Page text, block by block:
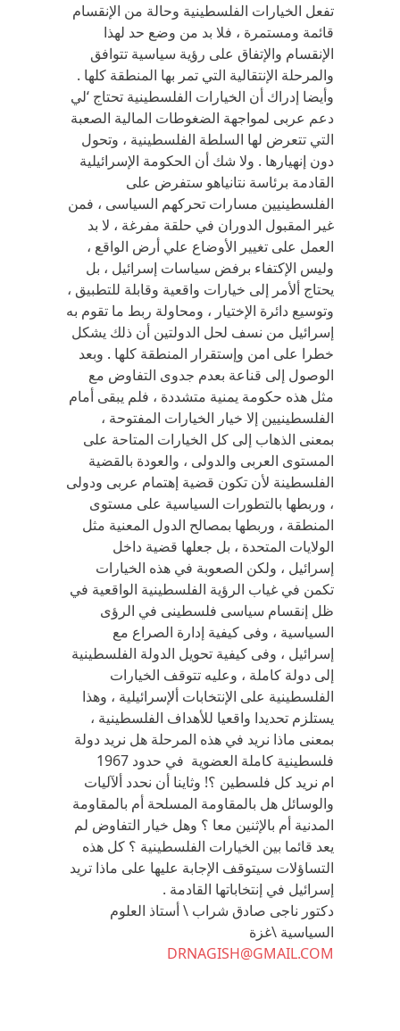
تفعل الخيارات الفلسطينية وحالة من الإنقسام
قائمة ومستمرة ، فلا بد من وضع حد لهذا
الإنقسام والإتفاق على رؤية سياسية تتوافق
والمرحلة الإنتقالية التي تمر بها المنطقة كلها .
وأيضا إدراك أن الخيارات الفلسطينية تحتاج ‘لي
دعم عربى لمواجهة الضغوطات المالية الصعبة
التي تتعرض لها السلطة الفلسطينية ، وتحول
دون إنهيارها . ولا شك أن الحكومة الإسرائيلية
القادمة برئاسة نتانياهو ستفرض على
الفلسطينيين مسارات تحركهم السياسى ، فمن
غير المقبول الدوران في حلقة مفرغة ، لا بد
العمل على تغيير الأوضاع علي أرض الواقع ،
وليس الإكتفاء برفض سياسات إسرائيل ، بل
يحتاج ألأمر إلى خيارات واقعية وقابلة للتطبيق ،
وتوسيع دائرة الإختيار ، ومحاولة ربط ما تقوم به
إسرائيل من نسف لحل الدولتين أن ذلك يشكل
خطرا على امن وإستقرار المنطقة كلها . وبعد
الوصول إلى قناعة بعدم جدوى التفاوض مع
مثل هذه حكومة يمنية متشددة ، فلم يبقى أمام
الفلسطينيين إلا خيار الخيارات المفتوحة ،
بمعنى الذهاب إلى كل الخيارات المتاحة على
المستوى العربى والدولى ، والعودة بالقضية
الفلسطينة لأن تكون قضية إهتمام عربى ودولى
، وربطها بالتطورات السياسية على مستوى
المنطقة ، وربطها بمصالح الدول المعنية مثل
الولايات المتحدة ، بل جعلها قضية داخل
إسرائيل ، ولكن الصعوبة في هذه الخيارات
تكمن في غياب الرؤية الفلسطينية الواقعية في
ظل إنقسام سياسى فلسطينى في الرؤى
السياسية ، وفى كيفية إدارة الصراع مع
إسرائيل ، وفى كيفية تحويل الدولة الفلسطينية
إلى دولة كاملة ، وعليه تتوقف الخيارات
الفلسطينية على الإنتخابات ألإسرائيلية ، وهذا
يستلزم تحديدا واقعيا للأهداف الفلسطينية ،
بمعنى ماذا نريد في هذه المرحلة هل نريد دولة
فلسطينية كاملة العضوية في حدود 1967
ام نريد كل فلسطين ؟! وثاينا أن نحدد ألآليات
والوسائل هل بالمقاومة المسلحة أم بالمقاومة
المدنية أم بالإثنين معا ؟ وهل خيار التفاوض لم
يعد قائما بين الخيارات الفلسطينية ؟ كل هذه
التساؤلات سيتوقف الإجابة عليها على ماذا تريد
إسرائيل في إنتخاباتها القادمة .
دكتور ناجى صادق شراب \ أستاذ العلوم
السياسية \غزة
DRNAGISH@GMAIL.COM